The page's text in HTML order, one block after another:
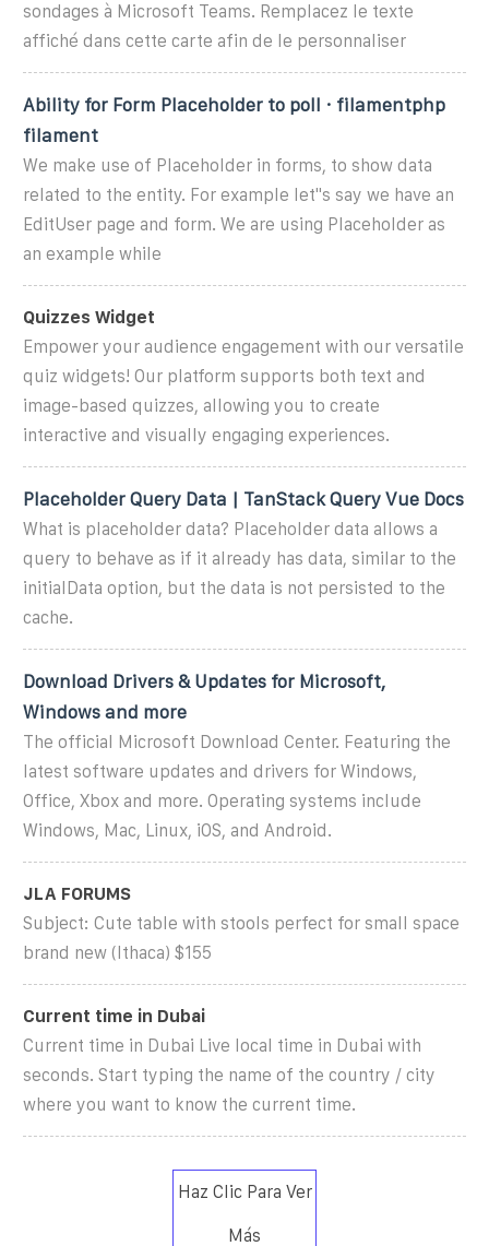
sondages à Microsoft Teams. Remplacez le texte
affiché dans cette carte afin de le personnaliser
Ability for Form Placeholder to poll · filamentphp
filament
We make use of Placeholder in forms, to show data
related to the entity. For example let''s say we have an
EditUser page and form. We are using Placeholder as
an example while
Quizzes Widget
Empower your audience engagement with our versatile
quiz widgets! Our platform supports both text and
image-based quizzes, allowing you to create
interactive and visually engaging experiences.
Placeholder Query Data | TanStack Query Vue Docs
What is placeholder data? Placeholder data allows a
query to behave as if it already has data, similar to the
initialData option, but the data is not persisted to the
cache.
Download Drivers & Updates for Microsoft,
Windows and more
The official Microsoft Download Center. Featuring the
latest software updates and drivers for Windows,
Office, Xbox and more. Operating systems include
Windows, Mac, Linux, iOS, and Android.
JLA FORUMS
Subject: Cute table with stools perfect for small space
brand new (Ithaca) $155
Current time in Dubai
Current time in Dubai Live local time in Dubai with
seconds. Start typing the name of the country / city
where you want to know the current time.
Haz Clic Para Ver
Más